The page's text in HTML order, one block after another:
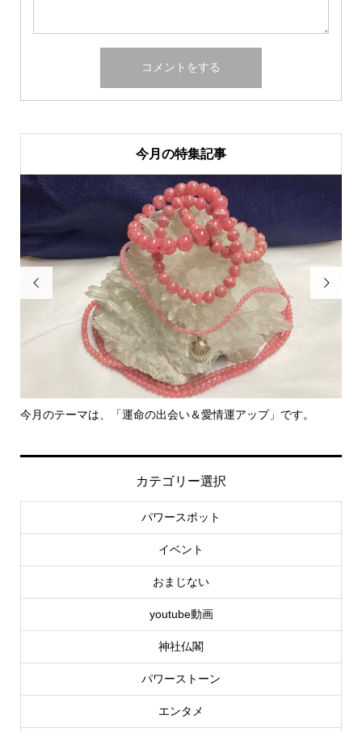
今月の特集記事

今月のテーマは、「運命の出会い＆愛情運アップ」です。

カテゴリー選択
パワースポット
イベント
おまじない
youtube動画
神社仏閣
パワーストーン
エンタメ